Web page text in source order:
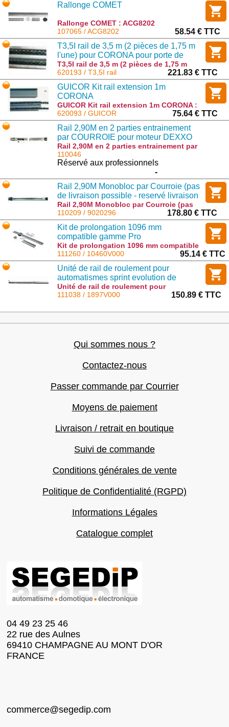
Rallonge COMET
Rallonge COMET : ACG8202
107065 / ACG8202
58.54 € TTC
T3,5I rail de 3,5 m (2 pièces de 1,75 m
l'une) pour CORONA pour porte de
garage RPI 13320345
T3,5I rail de 3,5 m (2 pièces de 1,75 m
l'une) pour CORONA pour porte de
garage RPI 13320345 : T3,5I rail
620193 / T3,5I rail
221.83 € TTC
GUICOR Kit rail extension 1m
CORONA
GUICOR Kit rail extension 1m CORONA :
GUICOR
620093 / GUICOR
75.64 € TTC
Rail 2,90M en 2 parties entrainement
par COURROIE pour moteur DEXXO
PRO RTS
Rail 2,90M en 2 parties entrainement par
COURROIE pour moteur DEXXO PRO RTS
: 9013816
110046
Réservé aux professionnels
-
Rail 2,90M Monobloc par Courroie (pas
de livraison possible - reservé livraison
au Stock local)
Rail 2,90M Monobloc par Courroie (pas
de livraison possible - reservé livraison
au Stock local) : 9020296
110209 / 9020296
178.80 € TTC
Kit de prolongation 1096 mm
compatible gamme Pro
Kit de prolongation 1096 mm compatible
gamme Pro : 10460V000
111260 / 10460V000
95.14 € TTC
Unité de rail de roulement pour
automatismes sprint evolution de
2600mm
Unité de rail de roulement pour
automatismes sprint evolution de
111038 / 1897V000 150.89 € TTC
Qui sommes nous ?
Contactez-nous
Passer commande par Courrier
Moyens de paiement
Livraison / retrait en boutique
Suivi de commande
Conditions générales de vente
Politique de Confidentialité (RGPD)
Informations Légales
Catalogue complet
04 49 23 25 46
22 rue des Aulnes
69410 CHAMPAGNE AU MONT D'OR
FRANCE
commerce@segedip.com